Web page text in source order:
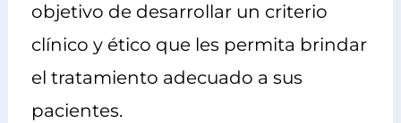
objetivo de desarrollar un criterio
clínico y ético que les permita brindar
el tratamiento adecuado a sus
pacientes.